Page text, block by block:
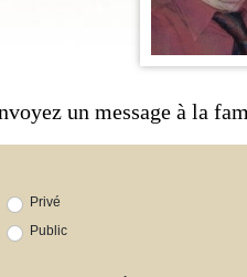
un message à la
Privé
Public